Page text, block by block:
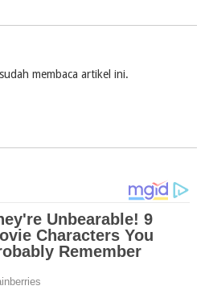
membaca artikel ini.